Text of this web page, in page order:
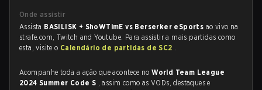
Onde assistir
Assista BASILISK + ShoWTimE vs Berserker eSports ao vivo na
strafe.com, Twitch and Youtube. Para assistir a mais partidas como
esta, visite o Calendário de partidas de SC2 .
Acompanhe toda a ação que acontece noWorld Team League
2024 Summer Code S , assim como as VODs, destaques e